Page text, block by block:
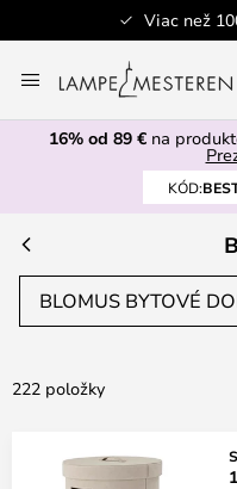
Viac než
to
Content
16% od 89 € na
KÓD:
BLOMUS BYTOVÉ
222 položky